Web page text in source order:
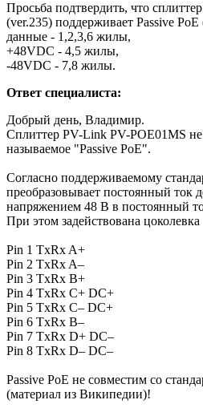
Просьба подтвердить, что
(ver.235) поддерживает Passive
данные - 1,2,3,6 жилы,
+48VDC - 4,5 жилы,
-48VDC - 7,8 жилы.
Ответ специалиста:
Добрый день, Владимир.
Сплиттер PV-Link PV-POE01MS
называемое "Passive PoE".
Согласно поддерживаемому
преобразовывает постоянный
напряжением 48 В в постоянный
При этом задействована
Pin 1 TxRx A+
Pin 2 TxRx A–
Pin 3 TxRx B+
Pin 4 TxRx C+ DC+
Pin 5 TxRx C– DC+
Pin 6 TxRx B–
Pin 7 TxRx D+ DC–
Pin 8 TxRx D– DC–
Passive PoE не совместим со
(материал из Википедии)!